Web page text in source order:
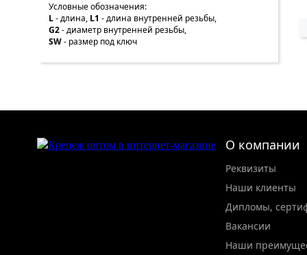
Условные обозначения:
L- длина, L1 - длина внутренней резьбы,
G2- диаметр внутренней резьбы,
SW- размер под ключ
О компании
Реквизиты
Наши клиенты
Дипломы,
Вакансии
Наши